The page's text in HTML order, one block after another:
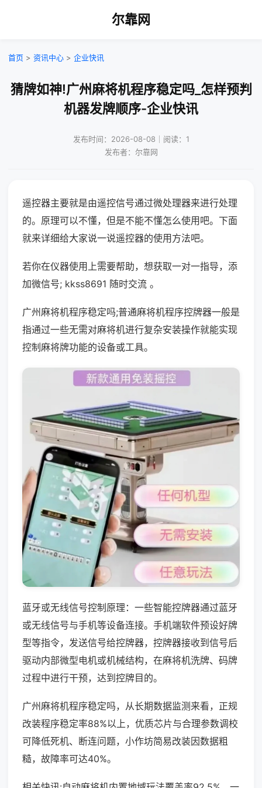
尔靠网
首页 > 资讯中心 > 企业快讯
猜牌如神!广州麻将机程序稳定吗_怎样预判
机器发牌顺序-企业快讯
发布时间：2026-08-08｜阅读：1
发布者：尔靠网
遥控器主要就是由遥控信号通过微处理器来进行处理
的。原理可以不懂，但是不能不懂怎么使用吧。下面
就来详细给大家说一说遥控器的使用方法吧。
若你在仪器使用上需要帮助，想获取一对一指导，添
加微信号; kkss8691 随时交流 。
广州麻将机程序稳定吗;普通麻将机程序控牌器一般是
指通过一些无需对麻将机进行复杂安装操作就能实现
控制麻将牌功能的设备或工具。
蓝牙或无线信号控制原理：一些智能控牌器通过蓝牙
或无线信号与手机等设备连接。手机端软件预设好牌
型等指令，发送信号给控牌器，控牌器接收到信号后
驱动内部微型电机或机械结构，在麻将机洗牌、码牌
过程中进行干预，达到控牌目的。
广州麻将机程序稳定吗，从长期数据监测来看，正规
改装程序稳定率88%以上，优质芯片与合理参数调校
可降低死机、断连问题，小作坊简易改装因数据粗
糙，故障率可达40%。